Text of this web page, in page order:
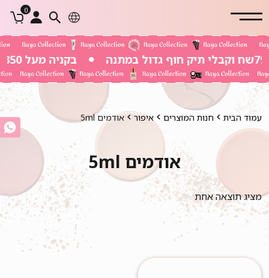
0
בקניה מעל 350 שח משלוח חינם
עמוד הבית חנות המוצרים איפור אודמים 5ml
אודמים 5ml
מציג תוצאה אחת